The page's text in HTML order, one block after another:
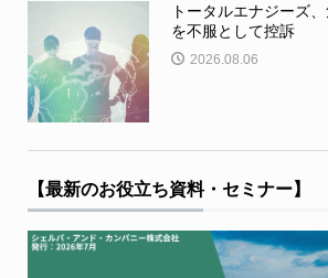
トータルエナジーズ
を不服として控訴
2026.08.06
【最新のお役立ち資料・セミナー】